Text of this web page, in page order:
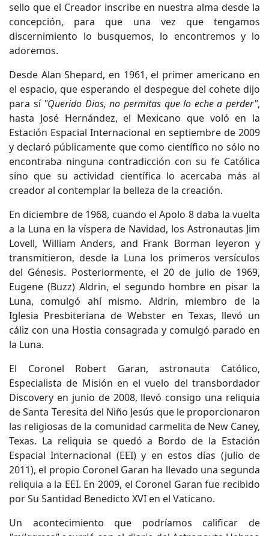
sello que el Creador inscribe en nuestra alma desde la
concepción, para que una vez que tengamos
discernimiento lo busquemos, lo encontremos y lo
adoremos.
Desde Alan Shepard, en 1961, el primer americano en
el espacio, que esperando el despegue del cohete dijo
para sí "Querido Dios, no permitas que lo eche a perder",
hasta José Hernández, el Mexicano que voló en la
Estación Espacial Internacional en septiembre de 2009
y declaró públicamente que como científico no sólo no
encontraba ninguna contradicción con su fe Católica
sino que su actividad científica lo acercaba más al
creador al contemplar la belleza de la creación.
En diciembre de 1968, cuando el Apolo 8 daba la vuelta
a la Luna en la víspera de Navidad, los Astronautas Jim
Lovell, William Anders, and Frank Borman leyeron y
transmitieron, desde la Luna los primeros versículos
del Génesis. Posteriormente, el 20 de julio de 1969,
Eugene (Buzz) Aldrin, el segundo hombre en pisar la
Luna, comulgó ahí mismo. Aldrin, miembro de la
Iglesia Presbiteriana de Webster en Texas, llevó un
cáliz con una Hostia consagrada y comulgó parado en
la Luna.
El Coronel Robert Garan, astronauta Católico,
Especialista de Misión en el vuelo del transbordador
Discovery en junio de 2008, llevó consigo una reliquia
de Santa Teresita del Niño Jesús que le proporcionaron
las religiosas de la comunidad carmelita de New Caney,
Texas. La reliquia se quedó a Bordo de la Estación
Espacial Internacional (EEI) y en estos días (julio de
2011), el propio Coronel Garan ha llevado una segunda
reliquia a la EEI. En 2009, el Coronel Garan fue recibido
por Su Santidad Benedicto XVI en el Vaticano.
Un acontecimiento que podríamos calificar de